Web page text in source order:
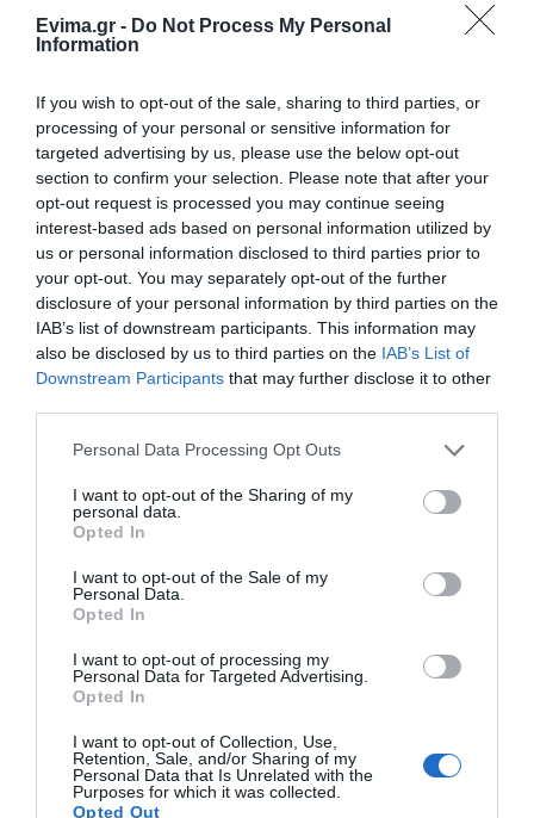
Evima.gr - Do Not Process My Personal
Information
If you wish to opt-out of the sale, sharing to third parties, or
processing of your personal or sensitive information for
targeted advertising by us, please use the below opt-out
section to confirm your selection. Please note that after your
opt-out request is processed you may continue seeing
interest-based ads based on personal information utilized by
us or personal information disclosed to third parties prior to
your opt-out. You may separately opt-out of the further
disclosure of your personal information by third parties on the
IAB’s list of downstream participants. This information may
also be disclosed by us to third parties on the IAB’s List of
Downstream Participants that may further disclose it to other
Please note that this website/app uses one or more Google
not limited to your visit or usage behaviour. You may click to
grant or deny consent to Google and its third-party tags to
use your data for below specified purposes in below Google
consent section.
Personal Data Processing Opt Outs
I want to opt-out of the Sharing of my
personal data.
Opted In
I want to opt-out of the Sale of my
Personal Data.
Opted In
I want to opt-out of processing my
Personal Data for Targeted Advertising.
Opted In
I want to opt-out of Collection, Use,
Retention, Sale, and/or Sharing of my
Personal Data that Is Unrelated with the
Purposes for which it was collected.
Opted Out
τουρίστα
07.08.2026 | 18:20
Βαρύ πένθος για τον εκπαιδευτικό
από την Εύβοια που έφυγε από τη
ζωή
07.08.2026 | 18:00
Αυτοψία στα καμένα: 37 σπίτια
κρίθηκαν κατεδαφιστέα στο
Πόρτο Γερμενό
07.08.2026 | 17:40
Εύβοια: Αυτός είναι ο 36χρονος
επιχειρηματίας πού έχασε την
Οδηγός λεωφορείου υπέστη
καρδιακό επεισόδιο ενώ οδηγούσε
07.08.2026 | 17:00
Αυγουστιάτικη απόβαση στην
Υψηλή Γέφυρα Χαλκίδας
07.08.2026 | 16:45
Αυτοψία στα καμένα:
37 σπίτια κρίθηκαν
κατεδαφιστέα στο
Πόρτο Γερμενό
Οδηγός λεωφορείου
υπέστη καρδιακό
επεισόδιο ενώ
οδηγούσε
Άνδρας απειλούσε να
πέσει από το μπαλκόνι